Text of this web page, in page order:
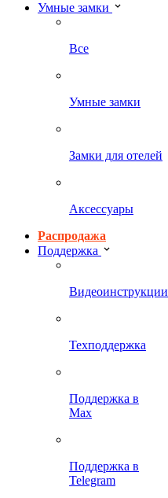
Умные замки
Все
Умные замки
Замки для отелей
Аксессуары
Распродажа
Поддержка
Видеоинструкции
Техподдержка
Поддержка в
Max
Поддержка в
Telegram